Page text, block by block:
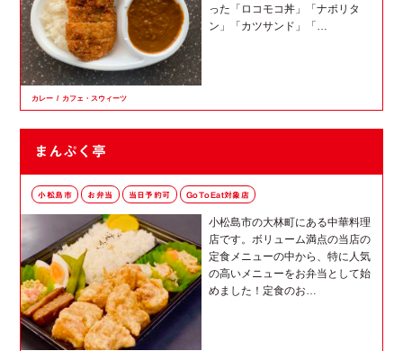
った「ロコモコ丼」「ナポリタ
ン」「カツサンド」「…
カレー カフェ・スウィーツ
まんぷく亭
小松島市 お弁当 当日予約可 GoToEat対象店
小松島市の大林町にある中華料理
店です。ボリューム満点の当店の
定食メニューの中から、特に人気
の高いメニューをお弁当として始
めました！定食のお…